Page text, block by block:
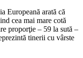
Europeană arată că
cea mai mare cotă
proporţie – 59 la sută –
tinerii cu vârste